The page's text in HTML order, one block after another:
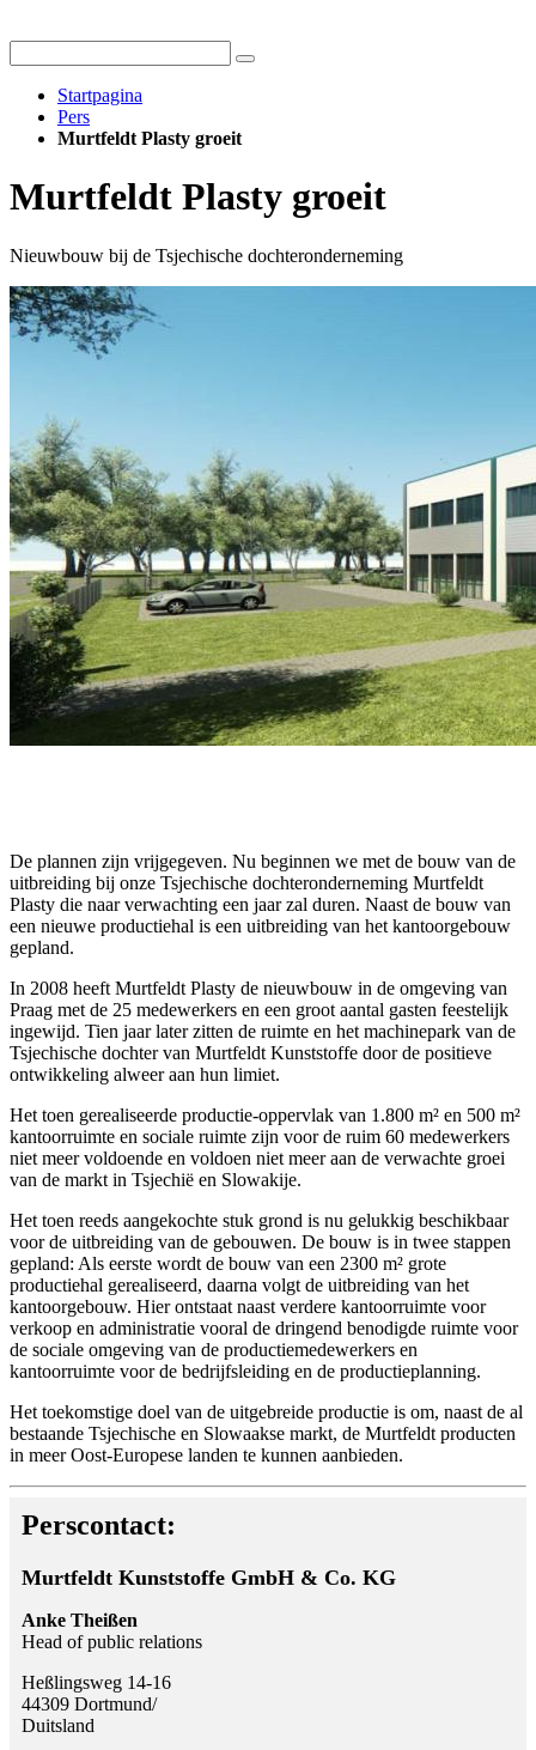
Startpagina
Pers
Murtfeldt Plasty groeit
Murtfeldt Plasty groeit
Nieuwbouw bij de Tsjechische dochteronderneming
De plannen zijn vrijgegeven. Nu beginnen we met de bouw van de
uitbreiding bij onze Tsjechische dochteronderneming Murtfeldt
Plasty die naar verwachting een jaar zal duren. Naast de bouw van
een nieuwe productiehal is een uitbreiding van het kantoorgebouw
gepland.
In 2008 heeft Murtfeldt Plasty de nieuwbouw in de omgeving van
Praag met de 25 medewerkers en een groot aantal gasten feestelijk
ingewijd. Tien jaar later zitten de ruimte en het machinepark van de
Tsjechische dochter van Murtfeldt Kunststoffe door de positieve
ontwikkeling alweer aan hun limiet.
Het toen gerealiseerde productie-oppervlak van 1.800 m² en 500 m²
kantoorruimte en sociale ruimte zijn voor de ruim 60 medewerkers
niet meer voldoende en voldoen niet meer aan de verwachte groei
van de markt in Tsjechië en Slowakije.
Het toen reeds aangekochte stuk grond is nu gelukkig beschikbaar
voor de uitbreiding van de gebouwen. De bouw is in twee stappen
gepland: Als eerste wordt de bouw van een 2300 m² grote
productiehal gerealiseerd, daarna volgt de uitbreiding van het
kantoorgebouw. Hier ontstaat naast verdere kantoorruimte voor
verkoop en administratie vooral de dringend benodigde ruimte voor
de sociale omgeving van de productiemedewerkers en
kantoorruimte voor de bedrijfsleiding en de productieplanning.
Het toekomstige doel van de uitgebreide productie is om, naast de al
bestaande Tsjechische en Slowaakse markt, de Murtfeldt producten
in meer Oost-Europese landen te kunnen aanbieden.
Perscontact:
Murtfeldt Kunststoffe GmbH & Co. KG
Anke Theißen
Head of public relations
Heßlingsweg 14-16
44309 Dortmund/
Duitsland